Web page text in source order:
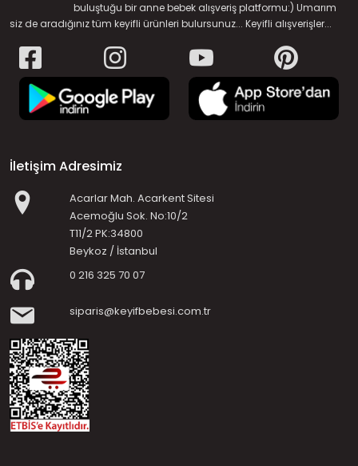
buluştuğu bir anne bebek alışveriş platformu:) Umarım
siz de aradığınız tüm keyifli ürünleri bulursunuz... Keyifli alışverişler...
İletişim Adresimiz
Acarlar Mah. Acarkent Sitesi
Acemoğlu Sok. No:10/2
T11/2 PK:34800
Beykoz / İstanbul
0 216 325 70 07
siparis@keyifbebesi.com.tr